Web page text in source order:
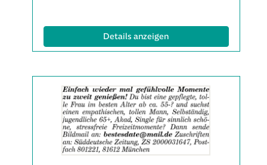
Details anzeigen(ID: 2061864)
der
Anzeige
2061865
anzeigen
|
Info: